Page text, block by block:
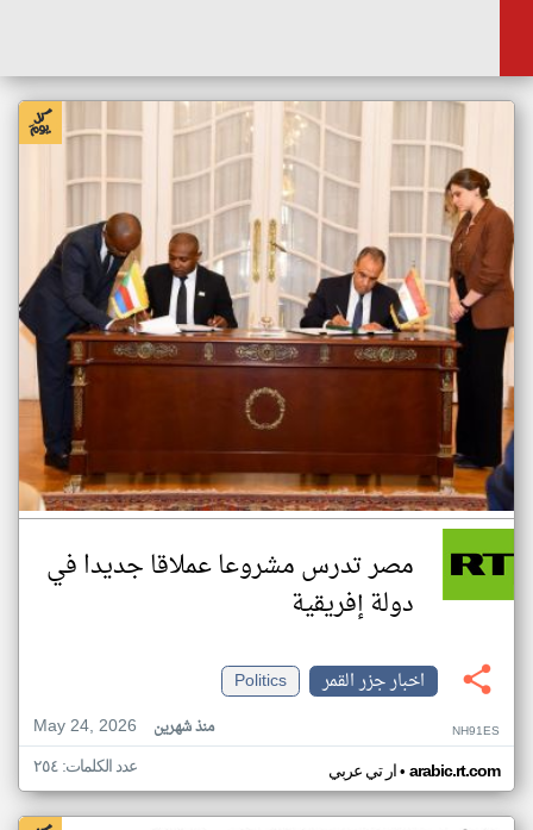
مصر تدرس مشروعا عملاقا جديدا في
دولة إفريقية
اخبار جزر القمر
Politics
May 24, 2026
منذ شهرين NH91ES
ار تي عربي• arabic.rt.com عدد الكلمات: ٢٥٤